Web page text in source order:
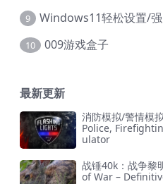
9 Windows11轻松设置/
10 009游戏盒子
最新更新
消防模拟/警情模
Police,
ulator
战锤40k：战争
of War –